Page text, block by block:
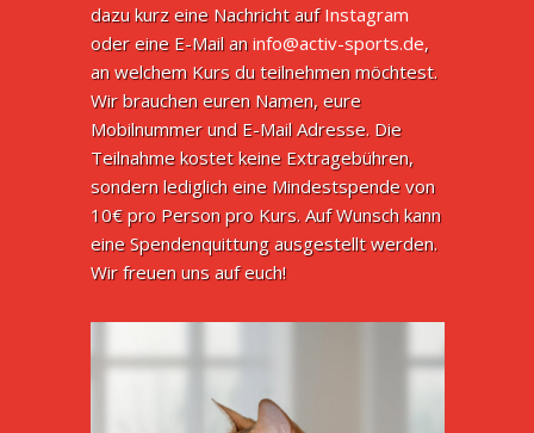
dazu kurz eine Nachricht aufInstagram
oder eine E-Mail aninfo@activ-sports.de,
an welchem Kurs du teilnehmen möchtest.
Wir brauchen euren Namen, eure
Mobilnummer und E-Mail Adresse. Die
Teilnahme kostet keine Extragebühren,
sondern lediglich eine Mindestspende von
10€ pro Person pro Kurs. Auf Wunsch kann
eine Spendenquittung ausgestellt werden.
Wir freuen uns auf euch!